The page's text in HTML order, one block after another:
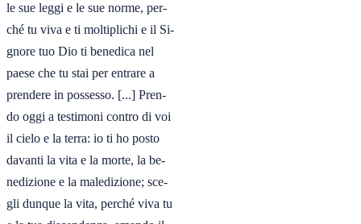
le sue leggi e le sue norme, per-
ché tu viva e ti moltiplichi e il Si-
gnore tuo Dio ti benedica nel
paese che tu stai per entrare a
prendere in possesso. [...] Pren-
do oggi a testimoni contro di voi
il cielo e la terra: io ti ho posto
davanti la vita e la morte, la be-
nedizione e la maledizione; sce-
gli dunque la vita, perché viva tu